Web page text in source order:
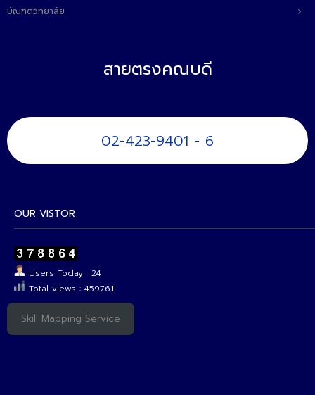
บัณฑิตวิทยาลัย
สายตรงคณบดี
02-423-9401 - 6
OUR VISTOR
Users Today : 24
Total views : 459761
Skill Mapping Service